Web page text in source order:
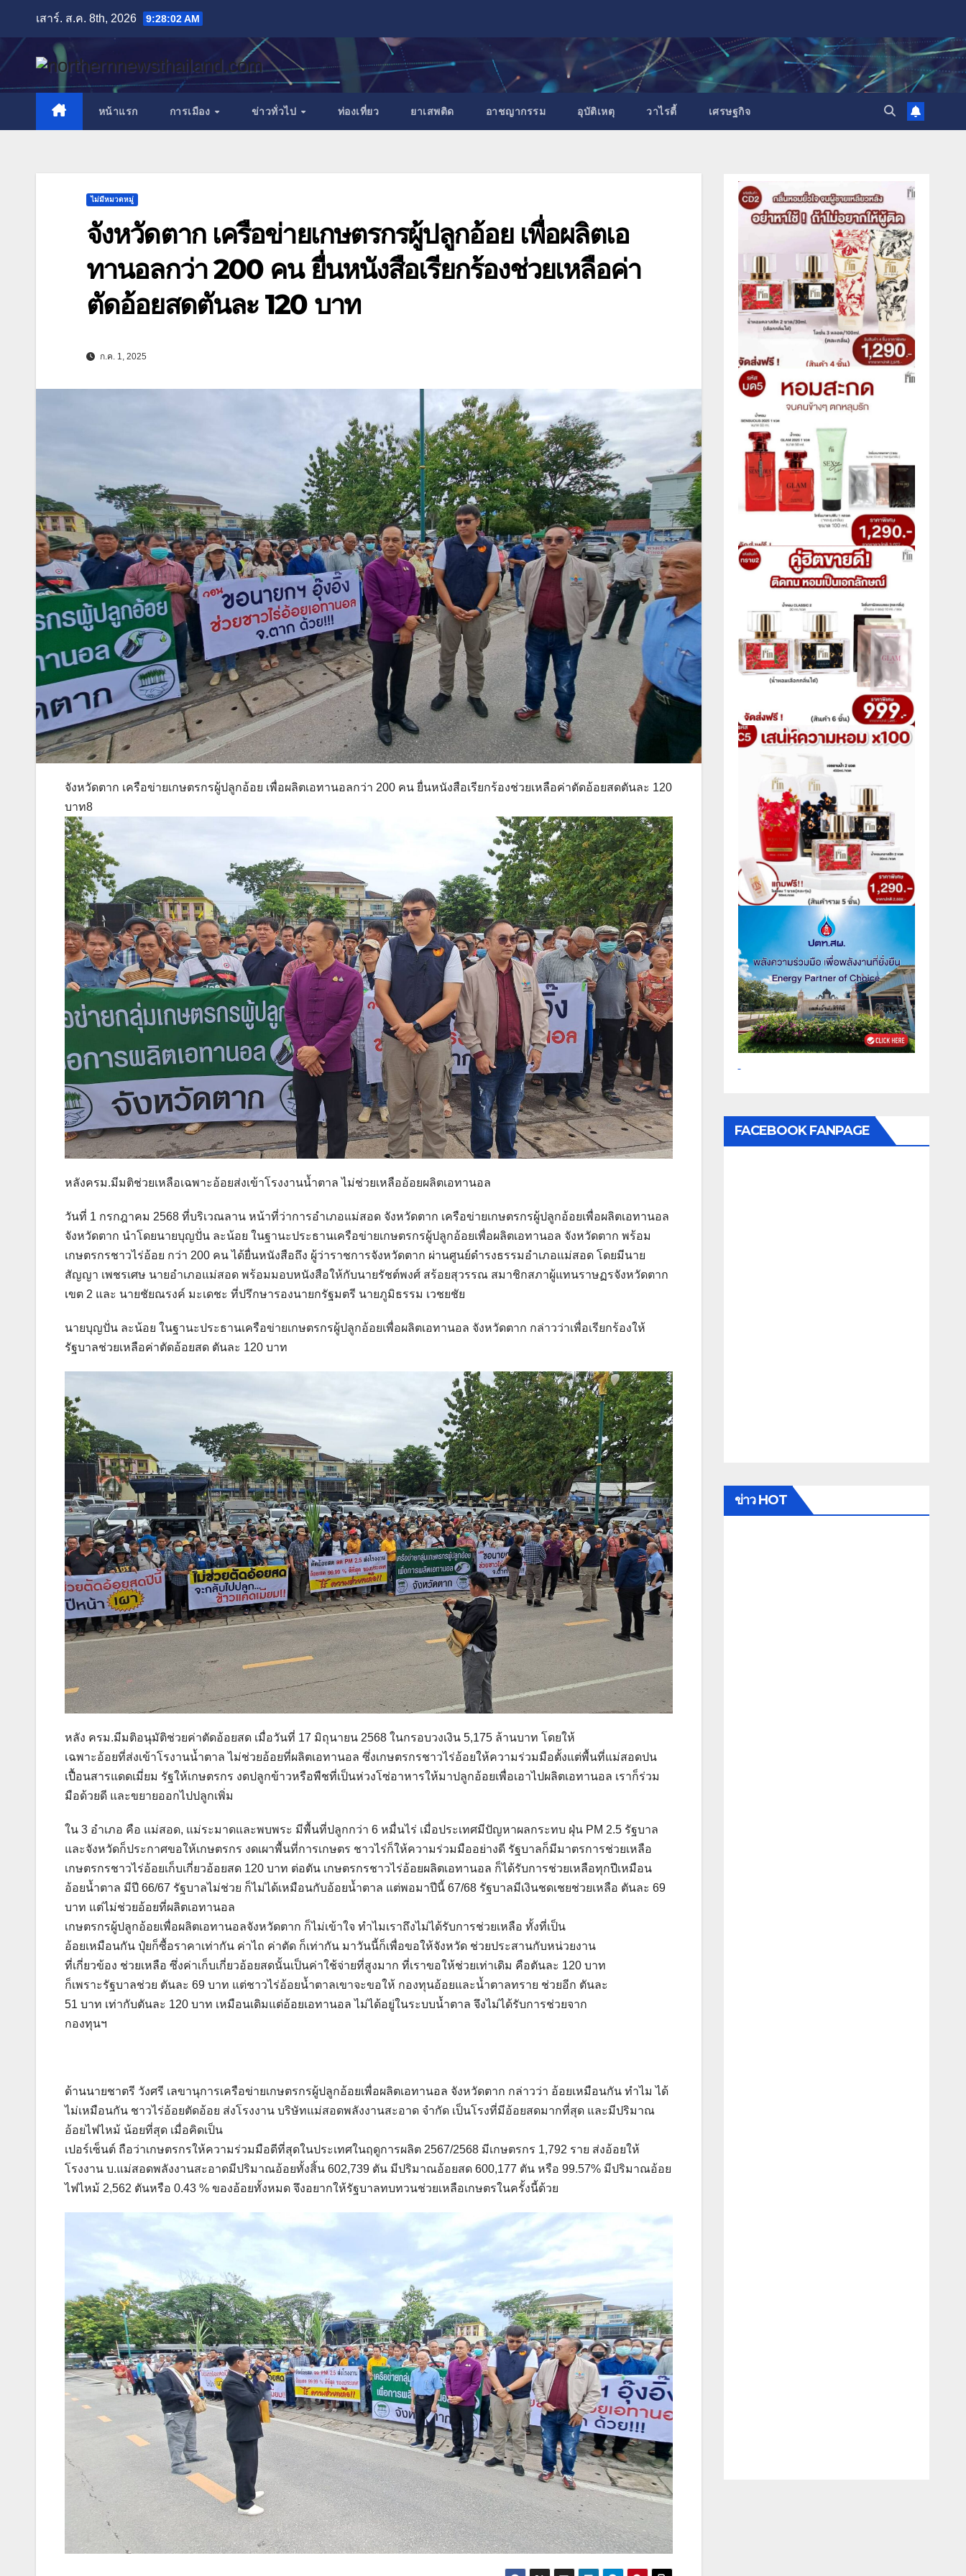
content
เสาร์. ส.ค. 8th, 2026 9:28:04 AM
หน้าแรก การเมือง ข่าวทั่วไป ท่องเที่ยว ยาเสพติด อาชญากรรม อุบัติเหตุ วาไรตี้ เศรษฐกิจ
ไม่มีหมวดหมู่
จังหวัดตาก เครือข่ายเกษตรกรผู้ปลูกอ้อย เพื่อผลิตเอ
ทานอลกว่า 200 คน ยื่นหนังสือเรียกร้องช่วยเหลือค่า
ตัดอ้อยสดตันละ 120 บาท
ก.ค. 1, 2025
จังหวัดตาก เครือข่ายเกษตรกรผู้ปลูกอ้อย เพื่อผลิตเอทานอลกว่า 200 คน ยื่นหนังสือเรียกร้องช่วยเหลือค่าตัดอ้อยสดตันละ 120
บาท8
หลังครม.มีมติช่วยเหลือเฉพาะอ้อยส่งเข้าโรงงานน้ำตาล ไม่ช่วยเหลืออ้อยผลิตเอทานอล
วันที่ 1 กรกฎาคม 2568 ที่บริเวณลาน หน้าที่ว่าการอำเภอแม่สอด จังหวัดตาก เครือข่ายเกษตรกรผู้ปลูกอ้อยเพื่อผลิตเอทานอล
จังหวัดตาก นำโดยนายบุญปั่น ละน้อย ในฐานะประธานเครือข่ายเกษตรกรผู้ปลูกอ้อยเพื่อผลิตเอทานอล จังหวัดตาก พร้อม
เกษตรกรชาวไร่อ้อย กว่า 200 คน ได้ยื่นหนังสือถึง ผู้ว่าราชการจังหวัดตาก ผ่านศูนย์ดำรงธรรมอำเภอแม่สอด โดยมีนาย
สัญญา เพชรเศษ นายอำเภอแม่สอด พร้อมมอบหนังสือให้กับนายรัชต์พงศ์ สร้อยสุวรรณ สมาชิกสภาผู้แทนราษฏรจังหวัดตาก
เขต 2 และ นายชัยณรงค์ มะเดชะ ที่ปรึกษารองนายกรัฐมตรี นายภูมิธรรม เวชยชัย
นายบุญปั่น ละน้อย ในฐานะประธานเครือข่ายเกษตรกรผู้ปลูกอ้อยเพื่อผลิตเอทานอล จังหวัดตาก กล่าวว่าเพื่อเรียกร้องให้
รัฐบาลช่วยเหลือค่าตัดอ้อยสด ตันละ 120 บาท
หลัง ครม.มีมติอนุมัติช่วยค่าตัดอ้อยสด เมื่อวันที่ 17 มิถุนายน 2568 ในกรอบวงเงิน 5,175 ล้านบาท โดยให้
เฉพาะอ้อยที่ส่งเข้าโรงานน้ำตาล ไม่ช่วยอ้อยที่ผลิตเอทานอล ซึ่งเกษตรกรชาวไร่อ้อยให้ความร่วมมือตั้งแต่พื้นที่แม่สอดปน
เปื้อนสารแดดเมี่ยม รัฐให้เกษตรกร งดปลูกข้าวหรือพืชที่เป็นห่วงโซ่อาหารให้มาปลูกอ้อยเพื่อเอาไปผลิตเอทานอล เราก็ร่วม
มือด้วยดี และขยายออกไปปลูกเพิ่ม
ใน 3 อำเภอ คือ แม่สอด, แม่ระมาดและพบพระ มีพื้นที่ปลูกกว่า 6 หมื่นไร่ เมื่อประเทศมีปัญหาผลกระทบ ฝุ่น PM 2.5 รัฐบาล
และจังหวัดก็ประกาศขอให้เกษตรกร งดเผาพื้นที่การเกษตร ชาวไร่ก็ให้ความร่วมมืออย่างดี รัฐบาลก็มีมาตรการช่วยเหลือ
เกษตรกรชาวไร่อ้อยเก็บเกี่ยวอ้อยสด 120 บาท ต่อตัน เกษตรกรชาวไร่อ้อยผลิตเอทานอล ก็ได้รับการช่วยเหลือทุกปีเหมือน
อ้อยน้ำตาล มีปี 66/67 รัฐบาลไม่ช่วย ก็ไม่ได้เหมือนกับอ้อยน้ำตาล แต่พอมาปีนี้ 67/68 รัฐบาลมีเงินชดเชยช่วยเหลือ ตันละ 69
บาท แต่ไม่ช่วยอ้อยที่ผลิตเอทานอล
เกษตรกรผู้ปลูกอ้อยเพื่อผลิตเอทานอลจังหวัดตาก ก็ไม่เข้าใจ ทำไมเราถึงไม่ได้รับการช่วยเหลือ ทั้งที่เป็น
อ้อยเหมือนกัน ปุ๋ยก็ซื้อราคาเท่ากัน ค่าไถ ค่าตัด ก็เท่ากัน มาวันนี้ก็เพื่อขอให้จังหวัด ช่วยประสานกับหน่วยงาน
ที่เกี่ยวข้อง ช่วยเหลือ ซึ่งค่าเก็บเกี่ยวอ้อยสดนั้นเป็นค่าใช้จ่ายที่สูงมาก ที่เราขอให้ช่วยเท่าเดิม คือตันละ 120 บาท
ก็เพราะรัฐบาลช่วย ตันละ 69 บาท แต่ชาวไร่อ้อยน้ำตาลเขาจะขอให้ กองทุนอ้อยและน้ำตาลทราย ช่วยอีก ตันละ
51 บาท เท่ากับตันละ 120 บาท เหมือนเดิมแต่อ้อยเอทานอล ไม่ได้อยู่ในระบบน้ำตาล จึงไม่ได้รับการช่วยจาก
กองทุนฯ
ด้านนายชาตรี วังศรี เลขานุการเครือข่ายเกษตรกรผู้ปลูกอ้อยเพื่อผลิตเอทานอล จังหวัดตาก กล่าวว่า อ้อยเหมือนกัน ทำไม ได้
ไม่เหมือนกัน ชาวไร่อ้อยตัดอ้อย ส่งโรงงาน บริษัทแม่สอดพลังงานสะอาด จำกัด เป็นโรงที่มีอ้อยสดมากที่สุด และมีปริมาณ
อ้อยไฟไหม้ น้อยที่สุด เมื่อคิดเป็น
เปอร์เซ็นต์ ถือว่าเกษตรกรให้ความร่วมมือดีที่สุดในประเทศในฤดูการผลิต 2567/2568 มีเกษตรกร 1,792 ราย ส่งอ้อยให้
โรงงาน บ.แม่สอดพลังงานสะอาดมีปริมาณอ้อยทั้งสิ้น 602,739 ตัน มีปริมาณอ้อยสด 600,177 ตัน หรือ 99.57% มีปริมาณอ้อย
ไฟไหม้ 2,562 ตันหรือ 0.43 % ของอ้อยทั้งหมด จึงอยากให้รัฐบาลทบทวนช่วยเหลือเกษตรในครั้งนี้ด้วย
FACEBOOK FANPAGE
ข่าว HOT